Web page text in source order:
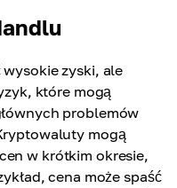
zyski, ale
które mogą
problemów
mogą
w krótkim okresie,
cena może spaść